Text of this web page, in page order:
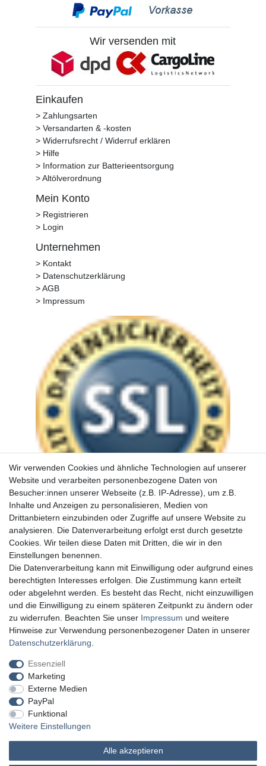
Wir versenden mit
Einkaufen
> Zahlungsarten
> Versandarten & -kosten
> Widerrufsrecht / Widerruf erklären
> Hilfe
> Information zur Batterieentsorgung
> Altölverordnung
Mein Konto
> Registrieren
> Login
Unternehmen
> Kontakt
> Datenschutzerklärung
> AGB
> Impressum
Wir verwenden Cookies und ähnliche Technologien auf unserer
Website und verarbeiten personenbezogene Daten von
Besucher:innen unserer Webseite (z.B. IP-Adresse), um z.B.
Inhalte und Anzeigen zu personalisieren, Medien von
Drittanbietern einzubinden oder Zugriffe auf unsere Website zu
analysieren. Die Datenverarbeitung erfolgt erst durch gesetzte
Cookies. Wir teilen diese Daten mit Dritten, die wir in den
Einstellungen benennen.
Die Datenverarbeitung kann mit Einwilligung oder aufgrund eines
berechtigten Interesses erfolgen. Die Zustimmung kann erteilt
oder abgelehnt werden. Es besteht das Recht, nicht einzuwilligen
und die Einwilligung zu einem späteren Zeitpunkt zu ändern oder
zu widerrufen. Beachten Sie unser Impressum und weitere
Hinweise zur Verwendung personenbezogener Daten in unserer
Daten­schutz­erklärung
Essenziell
Marketing
Externe Medien
PayPal
Funktional
Weitere Einstellungen
Alle akzeptieren